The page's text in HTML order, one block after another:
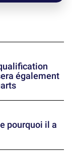
également
pourquoi il a